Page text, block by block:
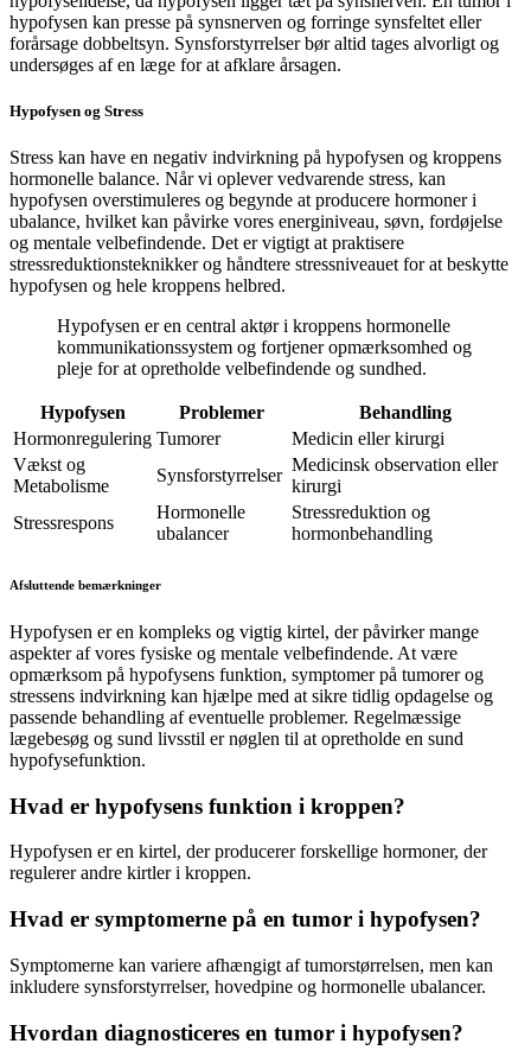
hypofysen kan presse på synsnerven og forringe synsfeltet eller
forårsage dobbeltsyn. Synsforstyrrelser bør altid tages alvorligt og
undersøges af en læge for at afklare årsagen.
Hypofysen og Stress
Stress kan have en negativ indvirkning på hypofysen og kroppens
hormonelle balance. Når vi oplever vedvarende stress, kan
hypofysen overstimuleres og begynde at producere hormoner i
ubalance, hvilket kan påvirke vores energiniveau, søvn, fordøjelse
og mentale velbefindende. Det er vigtigt at praktisere
stressreduktionsteknikker og håndtere stressniveauet for at beskytte
hypofysen og hele kroppens helbred.
Hypofysen er en central aktør i kroppens hormonelle
kommunikationssystem og fortjener opmærksomhed og
pleje for at opretholde velbefindende og sundhed.
Hypofysen Problemer
Behandling
Hormonregulering Tumorer
Medicin eller kirurgi
Vækst og
Metabolisme
Synsforstyrrelser
Medicinsk observation eller
kirurgi
Stressrespons
Hormonelle
ubalancer
Stressreduktion og
hormonbehandling
Afsluttende bemærkninger
Hypofysen er en kompleks og vigtig kirtel, der påvirker mange
aspekter af vores fysiske og mentale velbefindende. At være
opmærksom på hypofysens funktion, symptomer på tumorer og
stressens indvirkning kan hjælpe med at sikre tidlig opdagelse og
passende behandling af eventuelle problemer. Regelmæssige
lægebesøg og sund livsstil er nøglen til at opretholde en sund
hypofysefunktion.
Hvad er hypofysens funktion i kroppen?
Hypofysen er en kirtel, der producerer forskellige hormoner, der
regulerer andre kirtler i kroppen.
Hvad er symptomerne på en tumor i hypofysen?
Symptomerne kan variere afhængigt af tumorstørrelsen, men kan
inkludere synsforstyrrelser, hovedpine og hormonelle ubalancer.
Hvordan diagnosticeres en tumor i hypofysen?